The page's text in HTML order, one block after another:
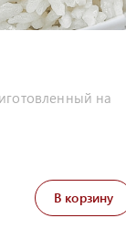
на
В корзину